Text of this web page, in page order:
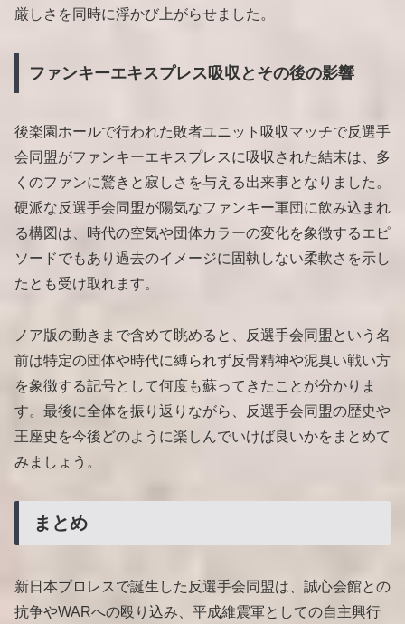
厳しさを同時に浮かび上がらせました。
ファンキーエキスプレス吸収とその後の影響
後楽園ホールで行われた敗者ユニット吸収マッチで反選手
会同盟がファンキーエキスプレスに吸収された結末は、多
くのファンに驚きと寂しさを与える出来事となりました。
硬派な反選手会同盟が陽気なファンキー軍団に飲み込まれ
る構図は、時代の空気や団体カラーの変化を象徴するエピ
ソードでもあり過去のイメージに固執しない柔軟さを示し
たとも受け取れます。
ノア版の動きまで含めて眺めると、反選手会同盟という名
前は特定の団体や時代に縛られず反骨精神や泥臭い戦い方
を象徴する記号として何度も蘇ってきたことが分かりま
す。最後に全体を振り返りながら、反選手会同盟の歴史や
王座史を今後どのように楽しんでいけば良いかをまとめて
みましょう。
まとめ
新日本プロレスで誕生した反選手会同盟は、誠心会館との
抗争やWARへの殴り込み、平成維震軍としての自主興行